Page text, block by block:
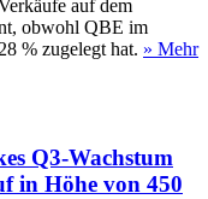
auf dem
obwohl QBE im
% zugelegt hat. » Mehr
Q3‑Wachstum
in Höhe von 450